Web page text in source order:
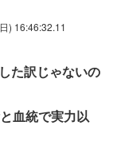
) 16:46:32.11
た訳じゃないの
血統で実力以